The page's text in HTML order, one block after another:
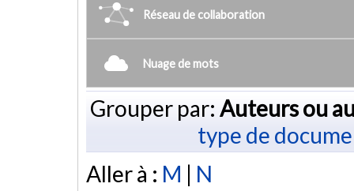
Réseau de collaboration
Nuage de mots
Grouper par: Auteurs ou
type de
Aller à : M | N